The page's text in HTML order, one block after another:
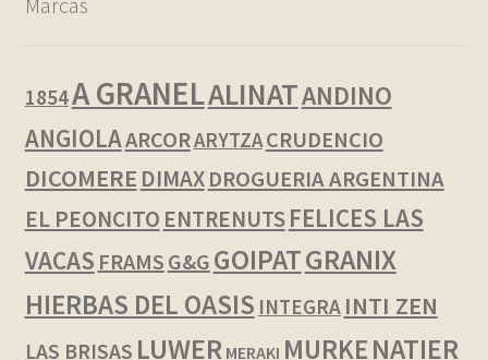
1854A GRANELALINATANDINO
ANGIOLAARCORARYTZACRUDENCIO
DICOMERE DIMAX DROGUERIA ARGENTINA
EL PEONCITO ENTRENUTSFELICES LAS
VACAS FRAMS G&G GOIPATGRANIX
HIERBAS DEL OASIS INTEGRA INTI ZEN
LAS BRISAS LUWER MERAKI MURKENATIER